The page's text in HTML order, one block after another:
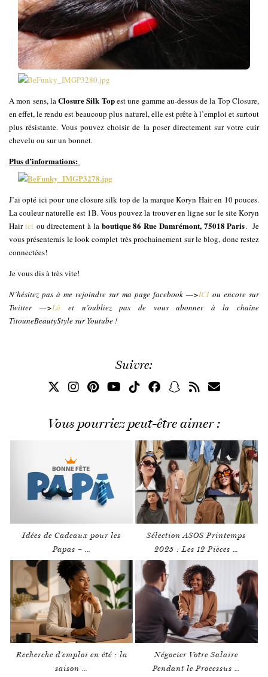
A mon sens, laClosure Silk Topest une gamme au-dessus de la Top Closure,
en effet, le rendu est beaucoup plus naturel, elle est prête à l’emploi et surtout
plus résistante. Vous pouvez choisir de la poser directement sur votre cuir
chevelu ou sur un bonnet.
Plus d’informations:
J’ai opté ici pour une closure silk top de la marque Koryn Hair en 10 pouces.
La couleur naturelle est 1B. Vous pouvez la trouver en ligne sur le site Koryn
Hairici ou directement à la boutique 86 Rue Damrémont, 75018 Paris. Je
vous présenterais le look complet très prochainement sur le blog, donc restez
connectées!
Je vous dis à très vite!
N’hésitez pas à me rejoindre sur ma page facebook —>ICIou encore sur
Twitter —>Là et n’oubliez pas de vous abonner à la chaîne
TitouneBeautyStyle sur Youtube !
Suivre:
Vous pourriez peut-être aimer :
Idées de Cadeaux pour les
Papas – …
Sélection ASOS Printemps
2025 : Les 12 Pièces …
Recherche d’emploi en été : la
saison …
Négocier Votre Salaire
Pendant le Processus …